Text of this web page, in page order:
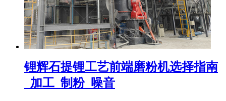
锂辉石提锂工艺前端磨粉机选择指南
_加工_制粉_噪音